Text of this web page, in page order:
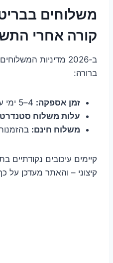
משלוחים
קורה אחרי
ברורה:
זמן אספקה:
עלות משלוח
משלוח חינם: בהזמנות
קיימים עיכובים נקודתיים
קיצוני – והאתר מעדכן על